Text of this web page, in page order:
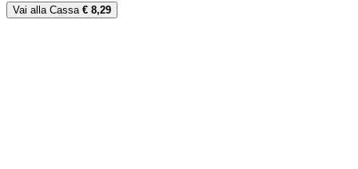
Vai alla Cassa € 8,29